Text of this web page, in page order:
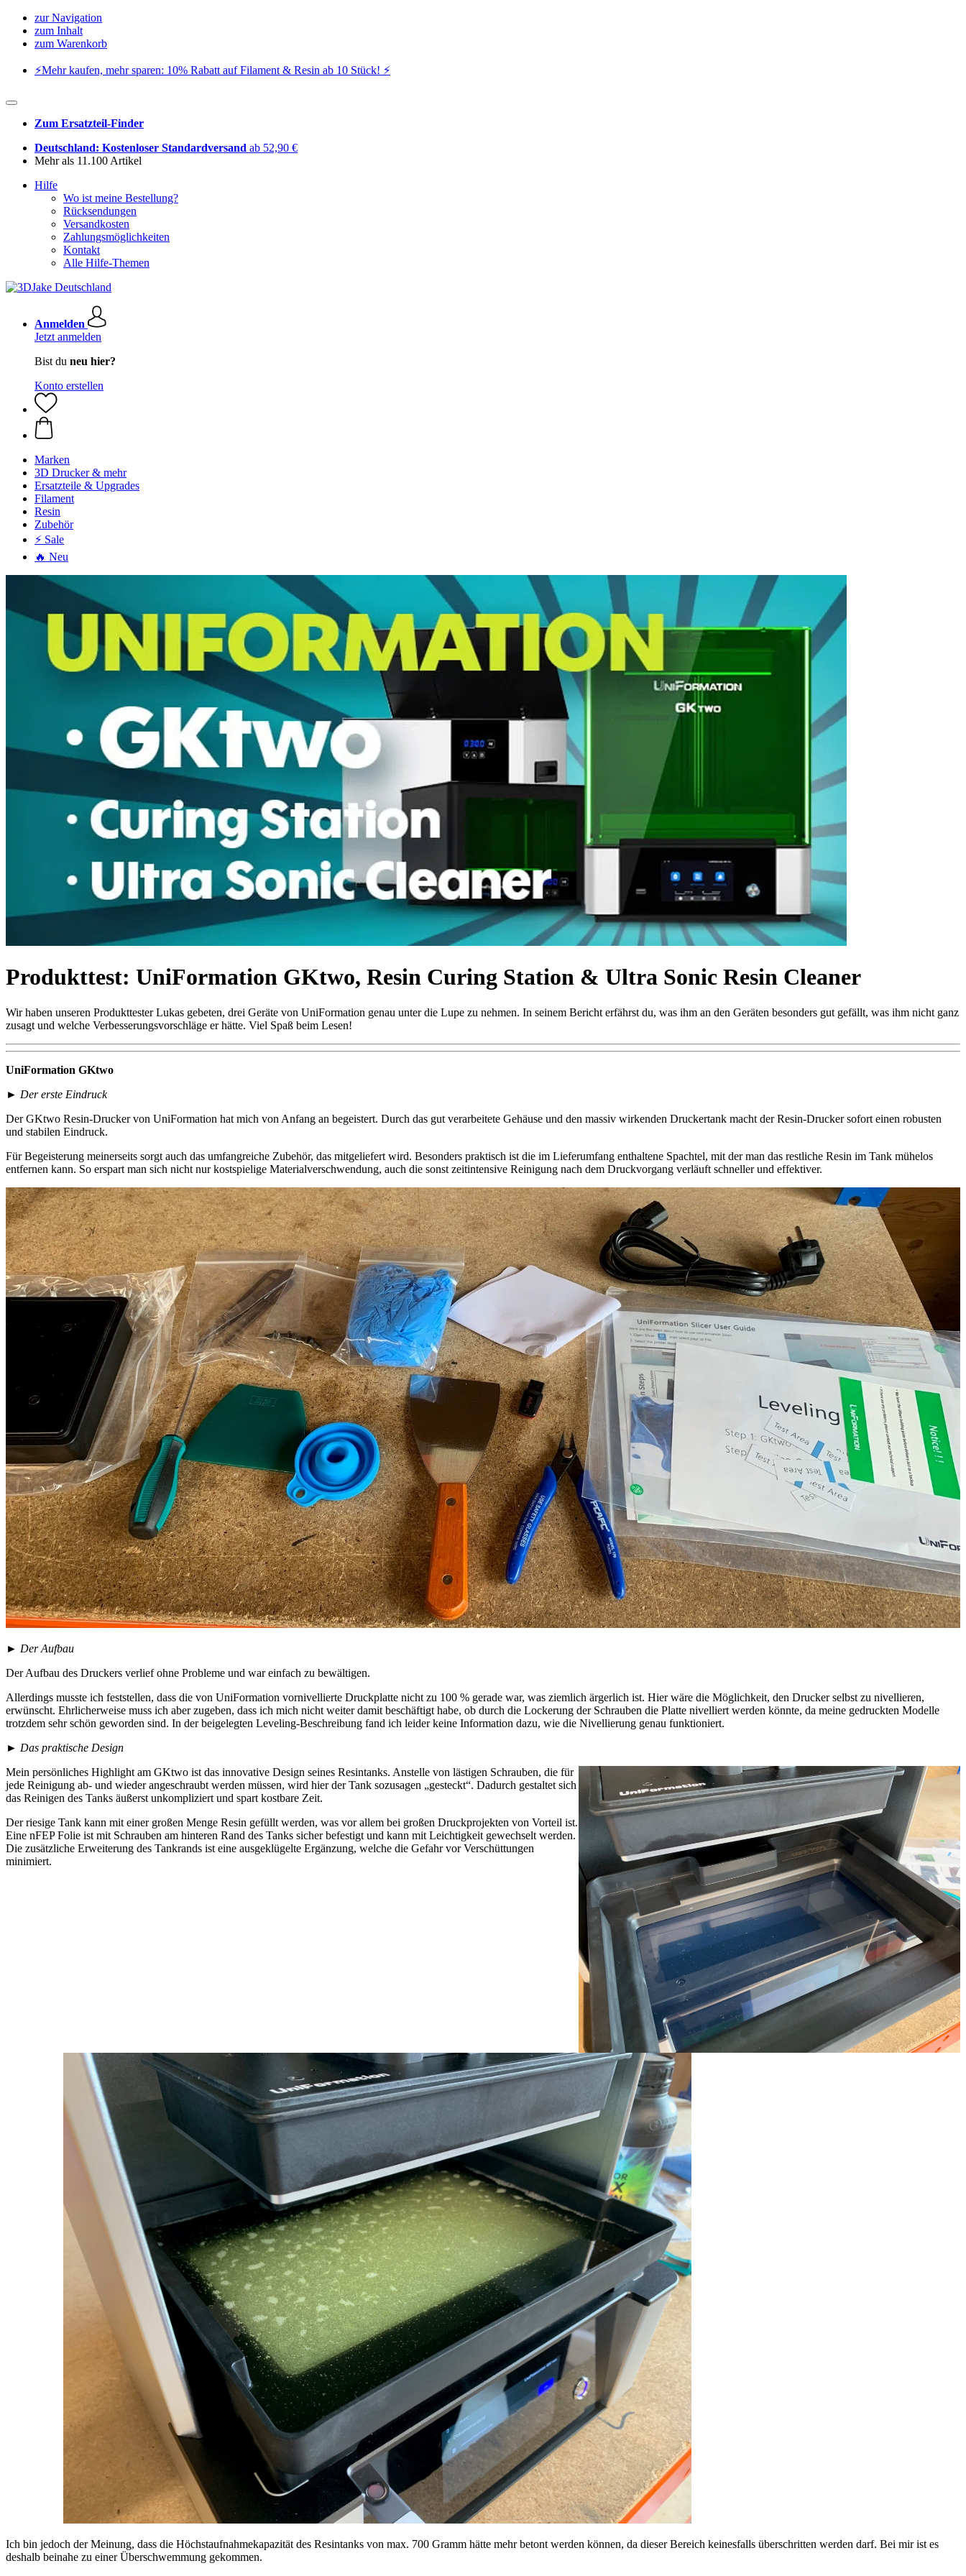
zur Navigation
zum Inhalt
zum Warenkorb
⚡️Mehr kaufen, mehr sparen: 10% Rabatt auf Filament & Resin ab 10 Stück! ⚡️
Zum Ersatzteil-Finder
Deutschland: Kostenloser Standardversand ab 52,90 €
Mehr als 11.100 Artikel
Hilfe
Wo ist meine Bestellung?
Rücksendungen
Versandkosten
Zahlungsmöglichkeiten
Kontakt
Alle Hilfe-Themen
Anmelden
Jetzt anmelden
Bist du neu hier?
Konto erstellen
Marken
3D Drucker & mehr
Ersatzteile & Upgrades
Filament
Resin
Zubehör
⚡ Sale
🔥 Neu
Produkttest: UniFormation GKtwo, Resin Curing Station & Ultra Sonic Resin Cleaner
Wir haben unseren Produkttester Lukas gebeten, drei Geräte von UniFormation genau unter die Lupe zu nehmen. In seinem Bericht erfährst du, was ihm an den Geräten besonders gut gefällt, was ihm nicht ganz
zusagt und welche Verbesserungsvorschläge er hätte. Viel Spaß beim Lesen!
UniFormation GKtwo
► Der erste Eindruck
Der GKtwo Resin-Drucker von UniFormation hat mich von Anfang an begeistert. Durch das gut verarbeitete Gehäuse und den massiv wirkenden Druckertank macht der Resin-Drucker sofort einen robusten
und stabilen Eindruck.
Für Begeisterung meinerseits sorgt auch das umfangreiche Zubehör, das mitgeliefert wird. Besonders praktisch ist die im Lieferumfang enthaltene Spachtel, mit der man das restliche Resin im Tank mühelos
entfernen kann. So erspart man sich nicht nur kostspielige Materialverschwendung, auch die sonst zeitintensive Reinigung nach dem Druckvorgang verläuft schneller und effektiver.
► Der Aufbau
Der Aufbau des Druckers verlief ohne Probleme und war einfach zu bewältigen.
Allerdings musste ich feststellen, dass die von UniFormation vornivellierte Druckplatte nicht zu 100 % gerade war, was ziemlich ärgerlich ist. Hier wäre die Möglichkeit, den Drucker selbst zu nivellieren,
erwünscht. Ehrlicherweise muss ich aber zugeben, dass ich mich nicht weiter damit beschäftigt habe, ob durch die Lockerung der Schrauben die Platte nivelliert werden könnte, da meine gedruckten Modelle
trotzdem sehr schön geworden sind. In der beigelegten Leveling-Beschreibung fand ich leider keine Information dazu, wie die Nivellierung genau funktioniert.
► Das praktische Design
Mein persönliches Highlight am GKtwo ist das innovative Design seines Resintanks. Anstelle von lästigen Schrauben, die für
jede Reinigung ab- und wieder angeschraubt werden müssen, wird hier der Tank sozusagen „gesteckt“. Dadurch gestaltet sich
das Reinigen des Tanks äußerst unkompliziert und spart kostbare Zeit.
Der riesige Tank kann mit einer großen Menge Resin gefüllt werden, was vor allem bei großen Druckprojekten von Vorteil ist.
Eine nFEP Folie ist mit Schrauben am hinteren Rand des Tanks sicher befestigt und kann mit Leichtigkeit gewechselt werden.
Die zusätzliche Erweiterung des Tankrands ist eine ausgeklügelte Ergänzung, welche die Gefahr vor Verschüttungen
minimiert.
Ich bin jedoch der Meinung, dass die Höchstaufnahmekapazität des Resintanks von max. 700 Gramm hätte mehr betont werden können, da dieser Bereich keinesfalls überschritten werden darf. Bei mir ist es
deshalb beinahe zu einer Überschwemmung gekommen.